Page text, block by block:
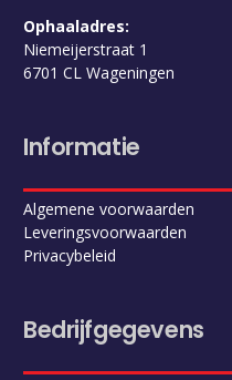
Ophaaladres:
Niemeijerstraat 1
6701 CL Wageningen
Informatie
Algemene voorwaarden
Leveringsvoorwaarden
Privacybeleid
Bedrijfgegevens